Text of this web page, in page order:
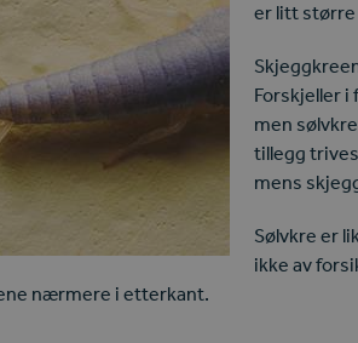
er litt større
Forskjeller i
men
tillegg
mens
Sølvkre er
ikke av
nærmere i etterkant.